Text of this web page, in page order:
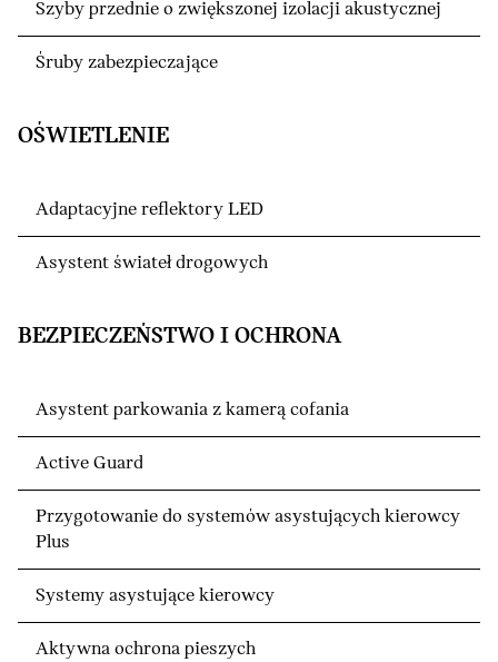
Szyby przednie o zwiększonej izolacji akustycznej
Śruby zabezpieczające
OŚWIETLENIE
Adaptacyjne reflektory LED
Asystent świateł drogowych
BEZPIECZEŃSTWO I OCHRONA
Asystent parkowania z kamerą cofania
Active Guard
Przygotowanie do systemów asystujących kierowcy
Plus
Systemy asystujące kierowcy
Aktywna ochrona pieszych